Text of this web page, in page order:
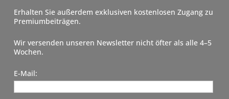
Erhalten Sie außerdem exklusiven kostenlosen Zugang zu
Premiumbeiträgen.
Wir versenden unseren Newsletter nicht öfter als alle 4–5
Wochen.
E-Mail: